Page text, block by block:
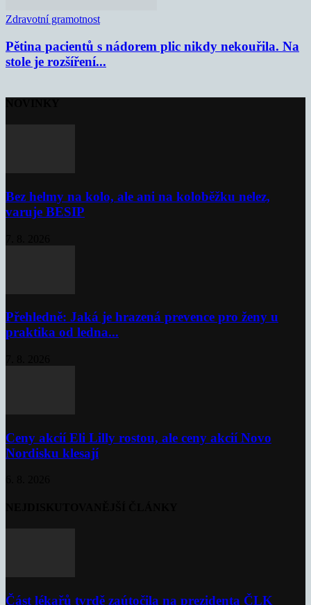
Zdravotní gramotnost
Pětina pacientů s nádorem plic nikdy nekouřila. Na
stole je rozšíření...
Bez helmy na kolo, ale ani na koloběžku nelez,
varuje BESIP
Přehledně: Jaká je hrazená prevence pro ženy u
praktika od ledna...
Ceny akcií Eli Lilly rostou, ale ceny akcií Novo
Nordisku klesají
Část lékařů tvrdě zaútočila na prezidenta ČLK